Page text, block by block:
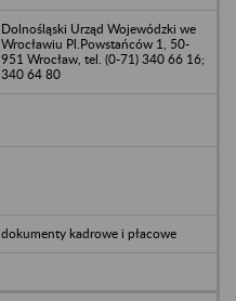
Dolnośląski Urząd Wojewódzki we
Wrocławiu Pl.Powstańców 1, 50-
951 Wrocław, tel. (0-71) 340 66 16;
340 64 80
dokumenty kadrowe i płacowe